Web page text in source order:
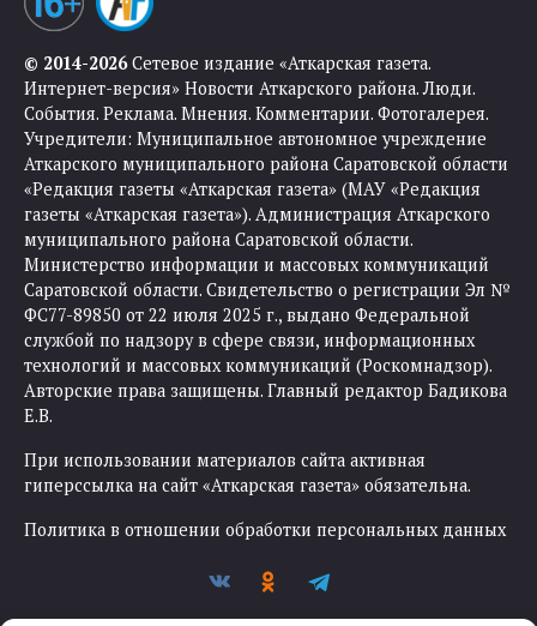
© 2014-2026Сетевое издание «Аткарская газета.
Интернет-версия» Новости Аткарского района. Люди.
События. Реклама. Мнения. Комментарии. Фотогалерея.
Учредители: Муниципальное автономное учреждение
Аткарского муниципального района Саратовской области
«Редакция газеты «Аткарская газета» (МАУ «Редакция
газеты «Аткарская газета»). Администрация Аткарского
муниципального района Саратовской области.
Министерство информации и массовых коммуникаций
Саратовской области. Свидетельство о регистрации Эл №
ФС77-89850 от 22 июля 2025 г., выдано Федеральной
службой по надзору в сфере связи, информационных
технологий и массовых коммуникаций (Роскомнадзор).
Авторские права защищены. Главный редактор Бадикова
Е.В.
При использовании материалов сайта активная
гиперссылка на сайт «Аткарская газета» обязательна.
Политика в отношении обработки персональных данных